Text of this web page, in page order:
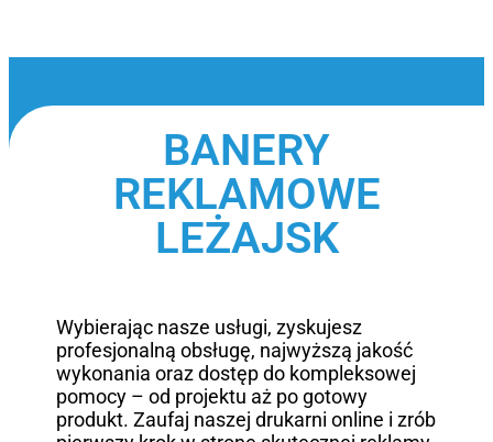
BANERY
REKLAMOWE
LEŻAJSK
Wybierając nasze usługi, zyskujesz
profesjonalną obsługę, najwyższą jakość
wykonania oraz dostęp do kompleksowej
pomocy – od projektu aż po gotowy
produkt. Zaufaj naszej drukarni online i zrób